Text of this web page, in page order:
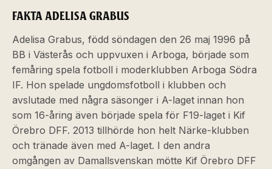
FAKTA ADELISA GRABUS
Adelisa Grabus, född söndagen den 26 maj 1996 på
BB i Västerås och uppvuxen i Arboga, började som
femåring spela fotboll i moderklubben Arboga Södra
IF. Hon spelade ungdomsfotboll i klubben och
avslutade med några säsonger i A-laget innan hon
som 16-åring även började spela för F19-laget i Kif
Örebro DFF. 2013 tillhörde hon helt Närke-klubben
och tränade även med A-laget. I den andra
omgången av Damallsvenskan mötte Kif Örebro DFF